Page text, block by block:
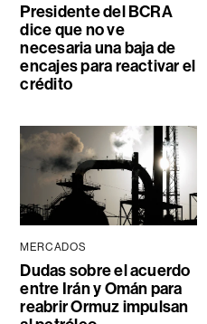
Presidente del BCRA
dice que no ve
necesaria una baja de
encajes para reactivar el
crédito
MERCADOS
Dudas sobre el acuerdo
entre Irán y Omán para
reabrir Ormuz impulsan